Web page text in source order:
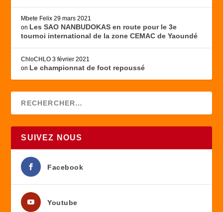
Mbete Felix 29 mars 2021
on Les SAO NANBUDOKAS en route pour le 3e
tournoi international de la zone CEMAC de Yaoundé
ChloCHLO 3 février 2021
on Le championnat de foot repoussé
SUIVEZ NOUS
Facebook
Youtube